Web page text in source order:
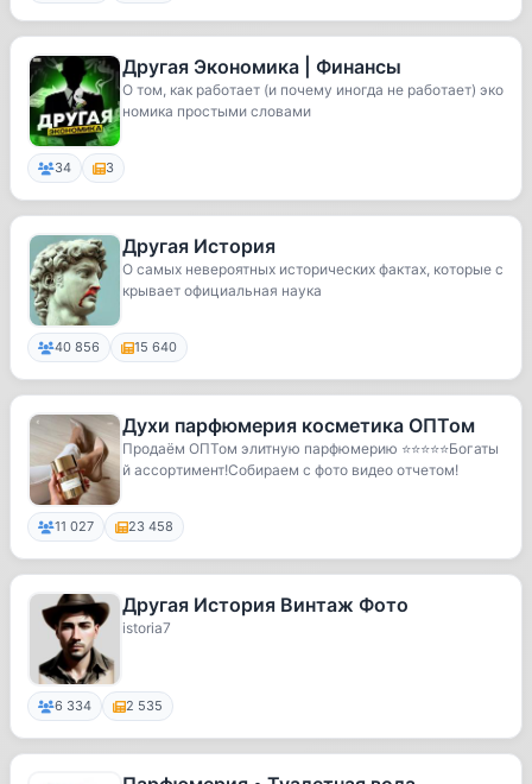
Другая Экономика | Финансы
О том, как работает (и почему иногда не работает) эко
номика простыми словами
34 3
Другая История
О самых невероятных исторических фактах, которые с
крывает официальная наука
40 856 15 640
Духи парфюмерия косметика ОПТом
Продаём ОПТом элитную парфюмерию ⭐️⭐️⭐️⭐️⭐️Богаты
й ассортимент!Собираем с фото видео отчетом!
11 027 23 458
Другая История Винтаж Фото
istoria7
6 334 2 535